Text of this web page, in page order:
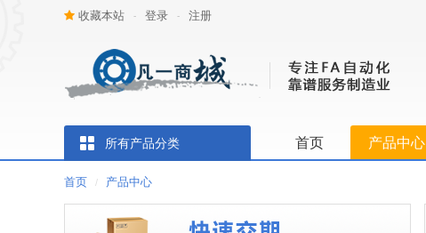
收藏本站 - 登录 - 注册
所有产品分类 首页 产品中心
首页 / 产品中心